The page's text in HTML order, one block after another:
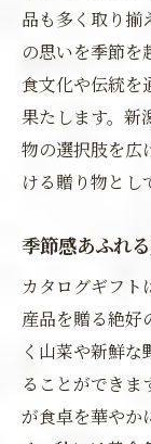
品も多く取り揃
の思いを季節を
食文化や伝統を
果たします。新
物の選択肢を広
ける贈り物とし
季節感あふれ
カタログギフト
産品を贈る絶好
く山菜や新鮮
ることができま
が食卓を華やか